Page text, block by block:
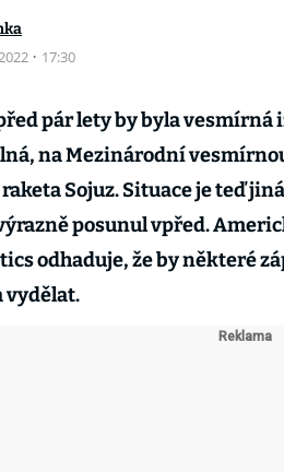
· 17:30
pár lety by byla vesmírná
na Mezinárodní
Sojuz. Situace je teď
posunul vpřed.
odhaduje, že by některé
vydělat.